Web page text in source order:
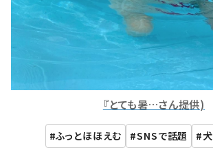
『とても暑…さん提供)
ふっとほほえむ SNSで話題 犬